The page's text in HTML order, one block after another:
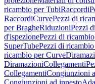
ricambio per TubiRaccordi
RaccordiCurvePezzi di
per BragheRiduzioniPezzi
d'ispezionePezzi di
SuperTubePezzi di
ricambio per Curve
DiramazioniCollegamenti
CollegamentiCongiunzioni
Congiunzioni ad innesto